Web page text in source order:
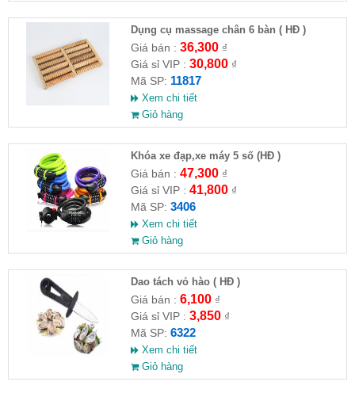
Dụng cụ massage chân 6 bàn ( HĐ )
Giá bán : 36,300₫
Giá sỉ VIP : 30,800₫
Mã SP: 11817
Xem chi tiết
Giỏ hàng
Khóa xe đạp,xe máy 5 số (HĐ )
Giá bán : 47,300₫
Giá sỉ VIP : 41,800₫
Mã SP: 3406
Xem chi tiết
Giỏ hàng
Dao tách vỏ hào ( HĐ )
Giá bán : 6,100₫
Giá sỉ VIP : 3,850₫
Mã SP: 6322
Xem chi tiết
Giỏ hàng